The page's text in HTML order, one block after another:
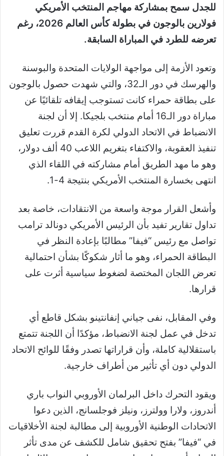
للجدل سمح بمشاركة مهاجم المنتخب الأمريكي
فولارين بالوجون في بطولة كأس العالم 2026، رغم
تعرضه للطرد في المباراة السابقة.
وتعود الأزمة إلى مواجهة الولايات المتحدة والبوسنة
والهرسك في دور الـ32، والتي شهدت حصول بالوجون
على بطاقة حمراء كانت تستوجب إيقافه تلقائيًا عن
مباراة دور الـ16 أمام منتخب بلجيكا. إلا أن لجنة
الانضباط في الاتحاد الدولي لكرة القدم قررت تعليق
تنفيذ العقوبة، والاكتفاء بتغريم اللاعب 40 ألف دولار،
وهو ما مهد الطريق أمام مشاركته في اللقاء الذي
انتهى بخسارة المنتخب الأمريكي بنتيجة 4-1.
وأشعل القرار موجة واسعة من الانتقادات، خاصة بعد
تداول تقارير تفيد بأن الرئيس الأمريكي دونالد ترامب
تواصل مع رئيس “فيفا” مطالبًا بإعادة النظر في
البطاقة الحمراء، وهو ما أثار شكوكًا بشأن احتمالية
تعرض اللجان المختصة لضغوط سياسية أثرت على
قرارها.
وفي المقابل، نفى جياني إنفانتينو بشكل قاطع أي
تدخل في عمل لجنة الانضباط، مؤكدًا أن اللجنة تتمتع
باستقلالية كاملة، وأن قراراتها تصدر وفقًا للوائح الاتحاد
الدولي دون أي تأثير من أطراف خارجية.
ويقود التحرك داخل البرلمان الأوروبي النواب باري
أندروز، ولارا وولترز، ونيلز فوجلسانج، الذين دعوا
الاتحادات الوطنية الأوروبية إلى مطالبة لجنة الأخلاقيات
في “فيفا” بفتح تحقيق شامل للكشف عن مدى تأثر